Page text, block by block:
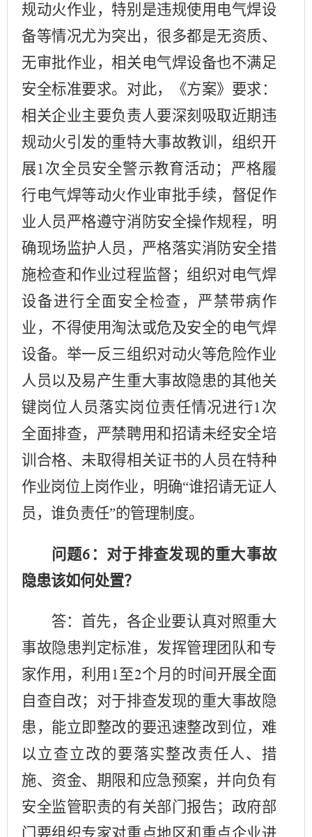
规动火作业，特别是违规使用电气焊设
备等情况尤为突出，很多都是无资质、
无审批作业，相关电气焊设备也不满足
安全标准要求。对此，《方案》要求：
相关企业主要负责人要深刻吸取近期违
规动火引发的重特大事故教训，组织开
展1 次全员安全警示教育活动；严格履
行电气焊等动火作业审批手续，督促作
业人员严格遵守消防安全操作规程，明
确现场监护人员，严格落实消防安全措
施检查和作业过程监督；组织对电气焊
设备进行全面安全检查，严禁带病作
业，不得使用淘汰或危及安全的电气焊
设备。举一反三组织对动火等危险作业
人员以及易产生重大事故隐患的其他关
键岗位人员落实岗位责任情况进行1 次
全面排查，严禁聘用和招请未经安全培
训合格、未取得相关证书的人员在特种
作业岗位上岗作业，明确“谁招请无证人
员，谁负责任”的管理制度。
问题6 ：对于排查发现的重大事故
隐患该如何处置？
答：首先，各企业要认真对照重大
事故隐患判定标准，发挥管理团队和专
家作用，利用 1至2个月的时间开展全面
自查自改；对于排查发现的重大事故隐
患，能立即整改的要迅速整改到位，难
以立查立改的要落实整改责任人、措
施、资金、期限和应急预案，并向负有
安全监管职责的有关部门报告；政府部